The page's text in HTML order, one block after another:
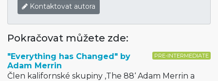
Kontaktovat autora
Pokračovat můžete zde:
PRE-INTERMEDIATE
"Everything has Changed" by
Adam Merrin
Člen kalifornské skupiny ‚The 88‘ Adam Merrin a